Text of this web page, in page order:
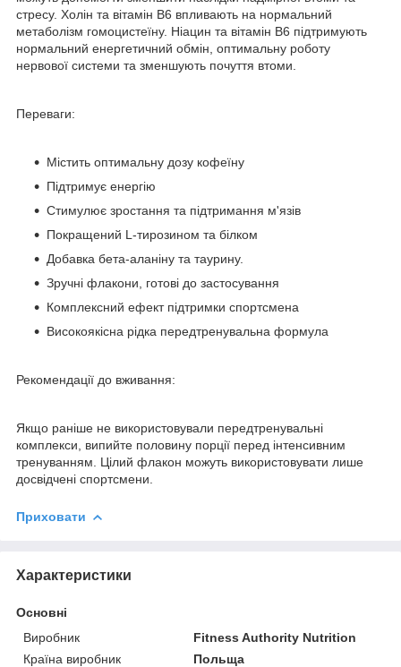
стресу. Холін та вітамін B6 впливають на нормальний
метаболізм гомоцистеїну. Ніацин та вітамін B6 підтримують
нормальний енергетичний обмін, оптимальну роботу
нервової системи та зменшують почуття втоми.
Переваги:
Містить оптимальну дозу кофеїну
Підтримує енергію
Стимулює зростання та підтримання м'язів
Покращений L-тирозином та білком
Добавка бета-аланіну та таурину.
Зручні флакони, готові до застосування
Комплексний ефект підтримки спортсмена
Високоякісна рідка передтренувальна формула
Рекомендації до вживання:
Якщо раніше не використовували передтренувальні
комплекси, випийте половину порції перед інтенсивним
тренуванням. Цілий флакон можуть використовувати лише
досвідчені спортсмени.
Приховати
Характеристики
Основні
Виробник
Fitness Authority Nutrition
Країна виробник
Польща